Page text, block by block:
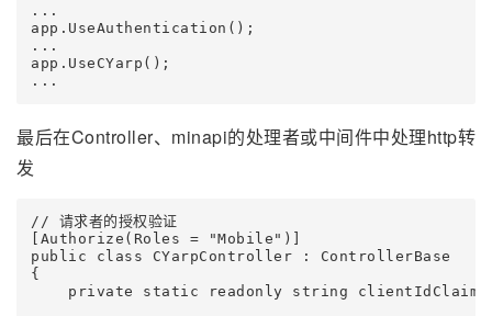
...
app.UseAuthentication();
...
app.UseCYarp();
最后在Controller、minapi的处理者或中间件中处理http转
发
// 请求者的授权验证
[Authorize(Roles = "Mobile")]
public class CYarpController : ControllerBase
{
private static readonly string